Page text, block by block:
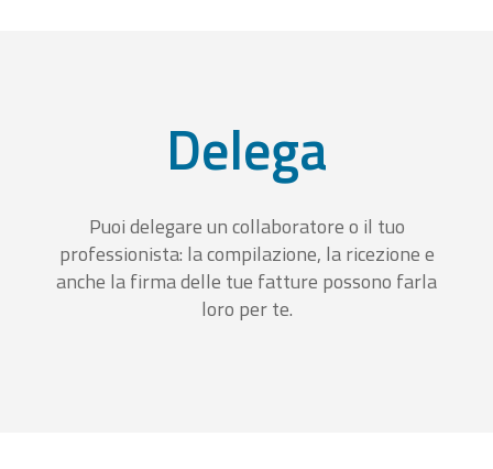
Delega
Puoi delegare un collaboratore o il tuo
professionista: la compilazione, la ricezione e
anche la firma delle tue fatture possono farla
loro per te.